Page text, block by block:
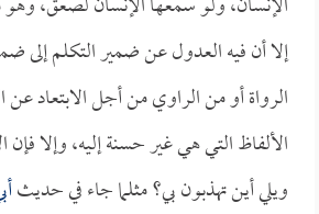
إلا أن فيه العدول عن ضمير التكلم إلى
الرواة أو من الراوي من أجل الابتعاد عن
الألفاظ التي هي غير حسنة إليه، وإلا
ويلي أين تهذبون بي؟ مثلما جاء في حديث